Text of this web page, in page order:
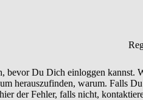
bevor Du Dich einloggen
herauszufinden, warum. Falls
der Fehler, falls nicht,